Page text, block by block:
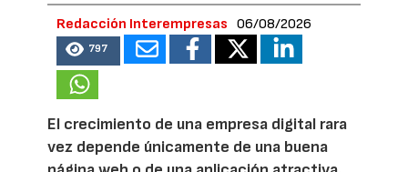
Redacción Interempresas 06/08/2026
797
El crecimiento de una empresa digital rara
vez depende únicamente de una buena